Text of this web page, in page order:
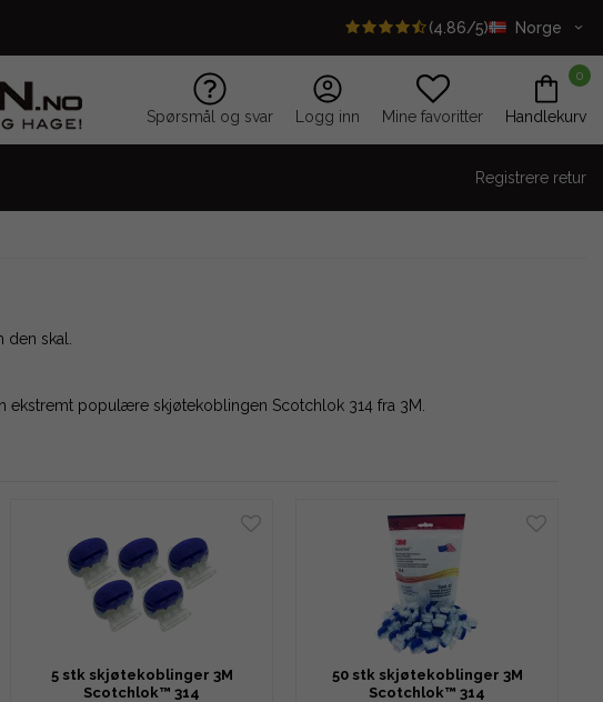
(4.86/5) Norge
Spørsmål og svar Logg inn Mine favoritter
0
Handlekurv
Registrere retur
skal.
populære skjøtekoblingen Scotchlok 314 fra 3M.
5 stk skjøtekoblinger 3M
Scotchlok™ 314
50 stk skjøtekoblinger 3M
Scotchlok™ 314